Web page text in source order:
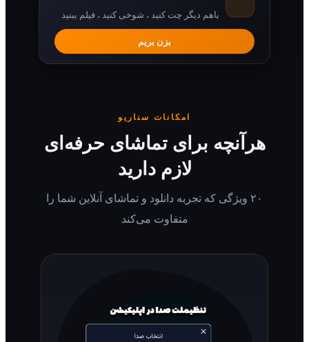
باهم دیگر چت کنید ، شوخی کنید ، فیلم ببنید
امکانات سناریو
برای تماشای حرفه‌ای
لازم دارید
۲۰ ویژگی که تجربه دانلود و تماشای آنلاین شما را
متفاوت می‌کند